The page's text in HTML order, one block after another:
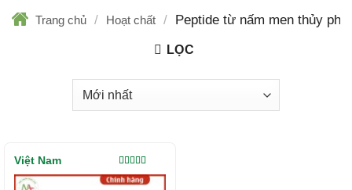
Trang chủ / Hoạt chất / Peptide từ nấm men thủy
LỌC
Được xếp
hạng5.00
Việt Nam